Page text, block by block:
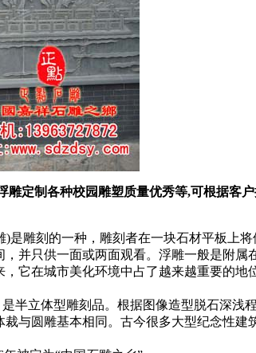
定制各种校园雕塑质量优秀等,可根据客
雕刻的一种，雕刻者在一块石材平板上
并只供一面或两面观看。浮雕一般是附
它在城市美化环境中占了越来越重要的
半立体型雕刻品。根据图像造型脱石深
与圆雕基本相同。古今很多大型纪念性